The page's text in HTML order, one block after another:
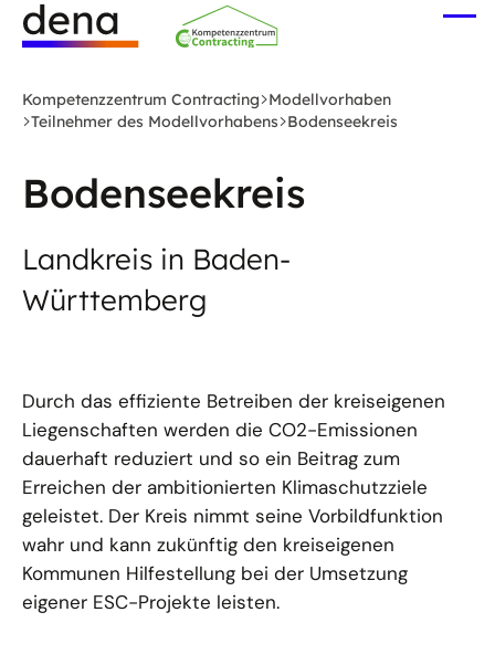
Zum
Hauptinhalt
Deutsche
Energie-
(dena)
-
Startseite
Kompetenzzentrum Contracting Modellvorhaben
Teilnehmer des Modellvorhabens Bodenseekreis
Bodenseekreis
Landkreis in Baden-
Württemberg
Durch das effiziente Betreiben der kreiseigenen
Liegenschaften werden die CO2-Emissionen
dauerhaft reduziert und so ein Beitrag zum
Erreichen der ambitionierten Klimaschutzziele
geleistet. Der Kreis nimmt seine Vorbildfunktion
wahr und kann zukünftig den kreiseigenen
Kommunen Hilfestellung bei der Umsetzung
eigener ESC-Projekte leisten.